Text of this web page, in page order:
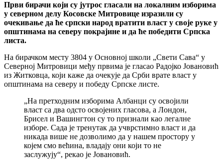
Први бирачи који су јутрос гласали на локалним изборима
у северном делу Косовске Митровице изразили су
очекивање да ће српски народ вратити власт у своје руке у
општинама на северу покрајине и да ће победити Српска
листа.
На бирачком месту 3804 у Основној школи „Свети Сава“ у
Северној Митровици међу првима је гласао Радојко Јовановић
из Житковца, који каже да очекује да Срби врате власт у
општинама на северу и победу Српске листе.
„На претходним изборима Албанци су освојили
власт са два одсто освојених гласова, а Лондон,
Брисел и Вашингтон су то признали као легалне
изборе. Сада је тренутак да учврстимно власт и да
никада више не дозволимо да у нашем простору у
којем смо већина, владају они који то не
заслужују“, рекао је Јовановић.